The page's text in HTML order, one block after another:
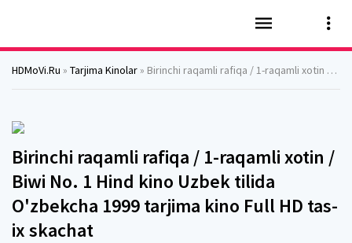
HDMoVi.Ru » Tarjima Kinolar » Birinchi raqamli rafiqa / 1-raqamli xotin / Biwi No. 1 Hind kino Uzbek tilida O'zbekcha 1999 tarjima kino Full HD tas-ix skachat
Birinchi raqamli rafiqa / 1-raqamli xotin /
Biwi No. 1 Hind kino Uzbek tilida
O'zbekcha 1999 tarjima kino Full HD tas-
ix skachat